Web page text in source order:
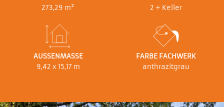
273,29 m²
2 + Keller
AUSSENMASSE
9,42 x 15,17 m
FARBE FACHWERK
anthrazitgrau